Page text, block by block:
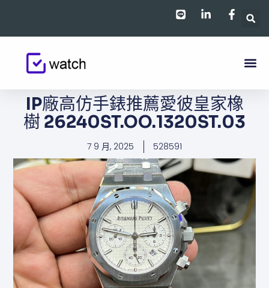
IP廠高仿手錶推薦愛彼皇家橡
樹 26240ST.OO.1320ST.03
7 9 月, 2025 528591